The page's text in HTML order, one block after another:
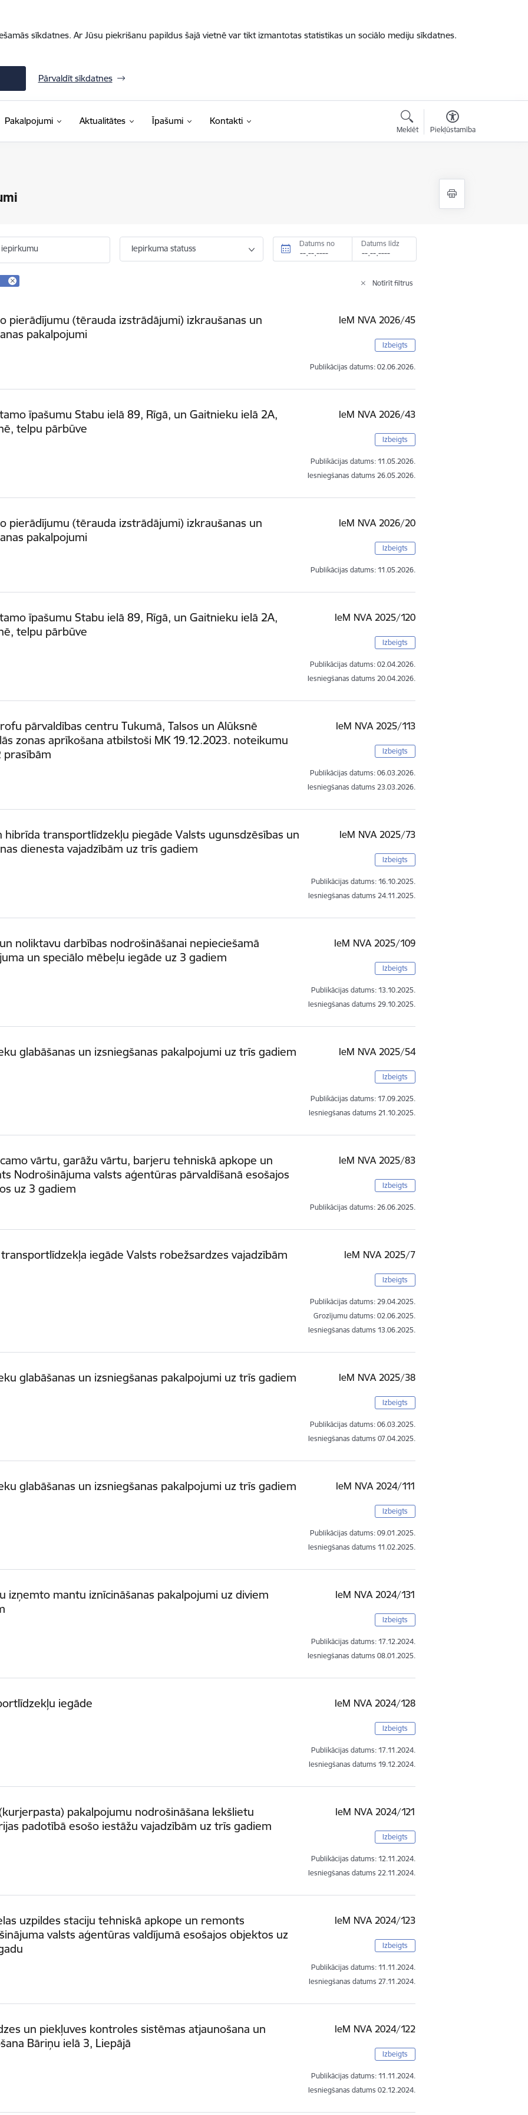
sīkdatnes. Ar Jūsu piekrišanu papildus šajā vietnē var tikt izmantotas statistikas un sociālo mediju sīkdatnes.
Pārvaldīt sīkdatnes
Pakalpojumi Aktualitātes Īpašumi Kontakti
Meklēt Piekļūstamība
Iepirkuma statuss Datums no Datums līdz
Notīrīt filtrus
pierādījumu (tērauda izstrādājumi) izkraušanas un
pakalpojumi
IeM NVA 2026/45
Izbeigts
Publikācijas datums: 02.06.2026.
īpašumu Stabu ielā 89, Rīgā, un Gaitnieku ielā 2A,
telpu pārbūve
IeM NVA 2026/43
Izbeigts
Publikācijas datums: 11.05.2026.
Iesniegšanas datums 26.05.2026.
pierādījumu (tērauda izstrādājumi) izkraušanas un
pakalpojumi
IeM NVA 2026/20
Izbeigts
Publikācijas datums: 11.05.2026.
īpašumu Stabu ielā 89, Rīgā, un Gaitnieku ielā 2A,
telpu pārbūve
IeM NVA 2025/120
Izbeigts
Publikācijas datums: 02.04.2026.
Iesniegšanas datums 20.04.2026.
pārvaldības centru Tukumā, Talsos un Alūksnē
zonas aprīkošana atbilstoši MK 19.12.2023. noteikumu
prasībām
IeM NVA 2025/113
Izbeigts
Publikācijas datums: 06.03.2026.
Iesniegšanas datums 23.03.2026.
hibrīda transportlīdzekļu piegāde Valsts ugunsdzēsības un
dienesta vajadzībām uz trīs gadiem
IeM NVA 2025/73
Izbeigts
Publikācijas datums: 16.10.2025.
Iesniegšanas datums 24.11.2025.
noliktavu darbības nodrošināšanai nepieciešamā
un speciālo mēbeļu iegāde uz 3 gadiem
IeM NVA 2025/109
Izbeigts
Publikācijas datums: 13.10.2025.
Iesniegšanas datums 29.10.2025.
glabāšanas un izsniegšanas pakalpojumi uz trīs gadiem IeM NVA 2025/54
Izbeigts
Publikācijas datums: 17.09.2025.
Iesniegšanas datums 21.10.2025.
vārtu, garāžu vārtu, barjeru tehniskā apkope un
Nodrošinājuma valsts aģentūras pārvaldīšanā esošajos
uz 3 gadiem
IeM NVA 2025/83
Izbeigts
Publikācijas datums: 26.06.2025.
iegāde Valsts robežsardzes vajadzībām IeM NVA 2025/7
Izbeigts
Publikācijas datums: 29.04.2025.
Grozījumu datums: 02.06.2025.
Iesniegšanas datums 13.06.2025.
glabāšanas un izsniegšanas pakalpojumi uz trīs gadiem IeM NVA 2025/38
Izbeigts
Publikācijas datums: 06.03.2025.
Iesniegšanas datums 07.04.2025.
glabāšanas un izsniegšanas pakalpojumi uz trīs gadiem IeM NVA 2024/111
Izbeigts
Publikācijas datums: 09.01.2025.
Iesniegšanas datums 11.02.2025.
izņemto mantu iznīcināšanas pakalpojumi uz diviem
IeM NVA 2024/131
Izbeigts
Publikācijas datums: 17.12.2024.
Iesniegšanas datums 08.01.2025.
iegāde IeM NVA 2024/128
Izbeigts
Publikācijas datums: 17.11.2024.
Iesniegšanas datums 19.12.2024.
pakalpojumu nodrošināšana Iekšlietu
padotībā esošo iestāžu vajadzībām uz trīs gadiem
IeM NVA 2024/121
Izbeigts
Publikācijas datums: 12.11.2024.
Iesniegšanas datums 22.11.2024.
uzpildes staciju tehniskā apkope un remonts
valsts aģentūras valdījumā esošajos objektos uz
IeM NVA 2024/123
Izbeigts
Publikācijas datums: 11.11.2024.
Iesniegšanas datums 27.11.2024.
un piekļuves kontroles sistēmas atjaunošana un
Bāriņu ielā 3, Liepājā
IeM NVA 2024/122
Izbeigts
Publikācijas datums: 11.11.2024.
Iesniegšanas datums 02.12.2024.